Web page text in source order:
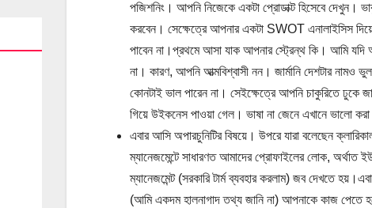
পজিশনিং। আপনি নিজেকে একটা প্রোডাক্ট হিসেবে দেখুন।
করবেন। সেক্ষেত্রে আপনার একটা SWOT এনালাইসিস
পাবেন না।প্রথমে আসা যাক আপনার স্ট্রেন্থ কি। আমি যদি
না। কারণ, আপনি আত্মবিশ্বাসী নন। জার্মানি দেশটার
কোনটাই ভাল পারেন না। সেইক্ষেত্রে আপনি চাকুরিতে ঢুকে
গিয়ে উইকনেস পাওয়া গেল। ভাষা না জেনে এখানে ভালো
এবার আসি অপারচুনিটির বিষয়ে। উপরে যারা বলেছেন
ম্যানেজমেন্টে সাধারণত আমাদের প্রোফাইলের লোক,
ম্যানেজমেন্ট (সরকারি টার্ম ব্যবহার করলাম) জব দেখতে
(আমি একদম হালনাগাদ তথ্য জানি না) আপনাকে কাজ পেতে